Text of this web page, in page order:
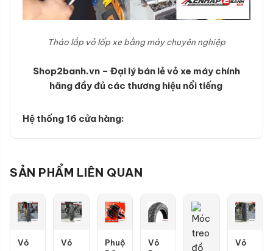
Tháo lắp vỏ lốp xe bằng máy chuyên nghiệp
Shop2banh.vn – Đại lý bán lẻ vỏ xe máy chính
hãng đầy đủ các thương hiệu nổi tiếng
Hệ thống 16 cửa hàng:
SẢN PHẨM LIÊN QUAN
Vỏ
Vỏ
Phuộc
Vỏ
Vỏ